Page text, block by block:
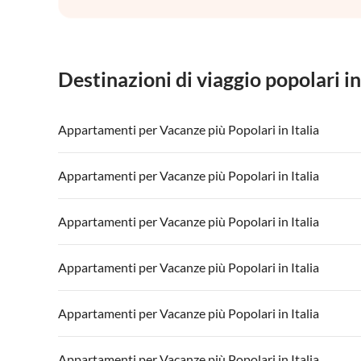
Destinazioni di viaggio popolari
Appartamenti per Vacanze più Popolari in Italia
Appartamenti per Vacanze in Italia
Appartamenti per Vacanze in Lago di Garda
Appartamenti per Vacanze più Popolari in Italia
Appartamenti per Vacanze in Italia
Appartamenti per Vacanze in Lago di Garda
Appartamenti per Vacanze più Popolari in Italia
Appartamenti per Vacanze in Italia
Appartamenti per Vacanze in Lago di Garda
Appartamenti per Vacanze più Popolari in Italia
Appartamenti per Vacanze in Italia
Appartamenti per Vacanze in Lago di Garda
Appartamenti per Vacanze più Popolari in Italia
Appartamenti per Vacanze in Italia